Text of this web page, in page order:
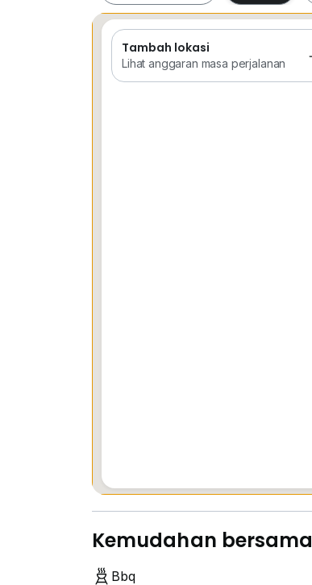
Tempat Disimpan
Tambah lokasi
Lihat anggaran masa perjalanan
Kemudahan bersama
Bbq